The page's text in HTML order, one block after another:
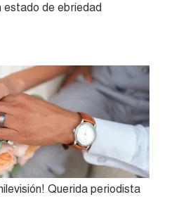
estado de ebriedad
Querida periodista